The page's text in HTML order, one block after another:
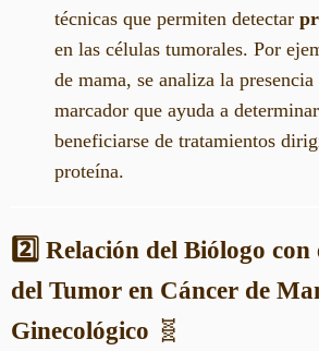
técnicas que permiten detectar
en las células tumorales. Por
de mama, se analiza la presencia
marcador que ayuda a
beneficiarse de tratamientos
proteína.
2️⃣ Relación del Biólogo
del Tumor en Cáncer de
Ginecológico 🧬